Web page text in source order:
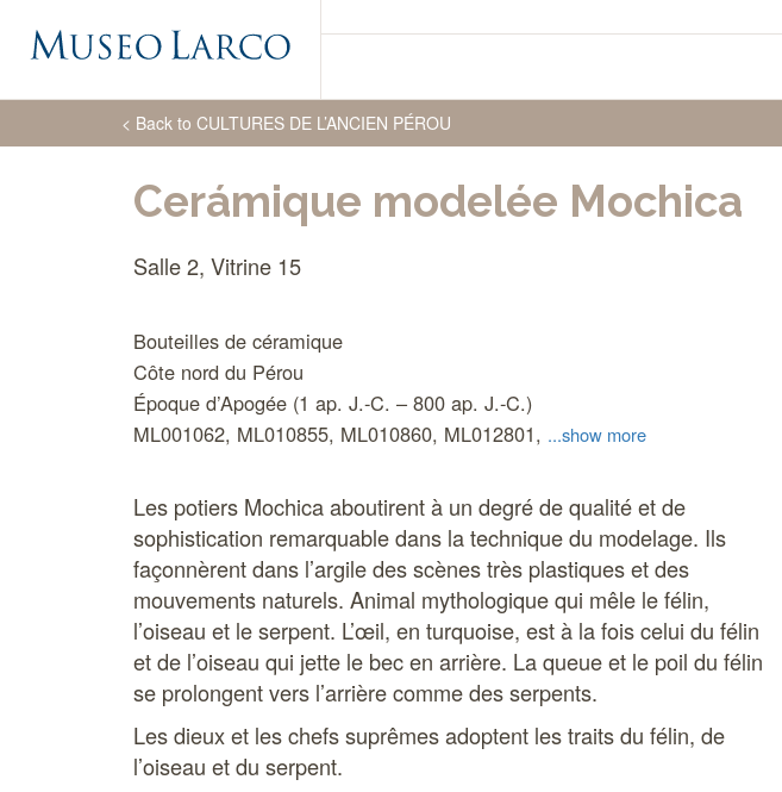
< Back to CULTURES DE L’ANCIEN PÉROU
Cerámique modelée Mochica
Salle 2, Vitrine 15
Bouteilles de céramique
Côte nord du Pérou
Époque d’Apogée (1 ap. J.-C. – 800 ap. J.-C.)
ML001062, ML010855, ML010860, ML012801, ...show more
Les potiers Mochica aboutirent à un degré de qualité et de
sophistication remarquable dans la technique du modelage. Ils
façonnèrent dans l’argile des scènes très plastiques et des
mouvements naturels. Animal mythologique qui mêle le félin,
l’oiseau et le serpent. L’œil, en turquoise, est à la fois celui du félin
et de l’oiseau qui jette le bec en arrière. La queue et le poil du félin
se prolongent vers l’arrière comme des serpents.
Les dieux et les chefs suprêmes adoptent les traits du félin, de
l’oiseau et du serpent.